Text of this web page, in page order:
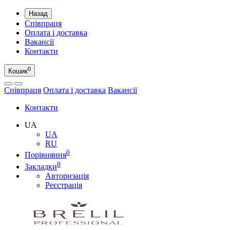
Назад
Співпраця
Оплата і доставка
Вакансії
Контакти
Кошик0
Співпраця Оплата і доставка Вакансії
Контакти
UA
UA
RU
Порівняння0
Закладки0
Авторизація
Реєстрація